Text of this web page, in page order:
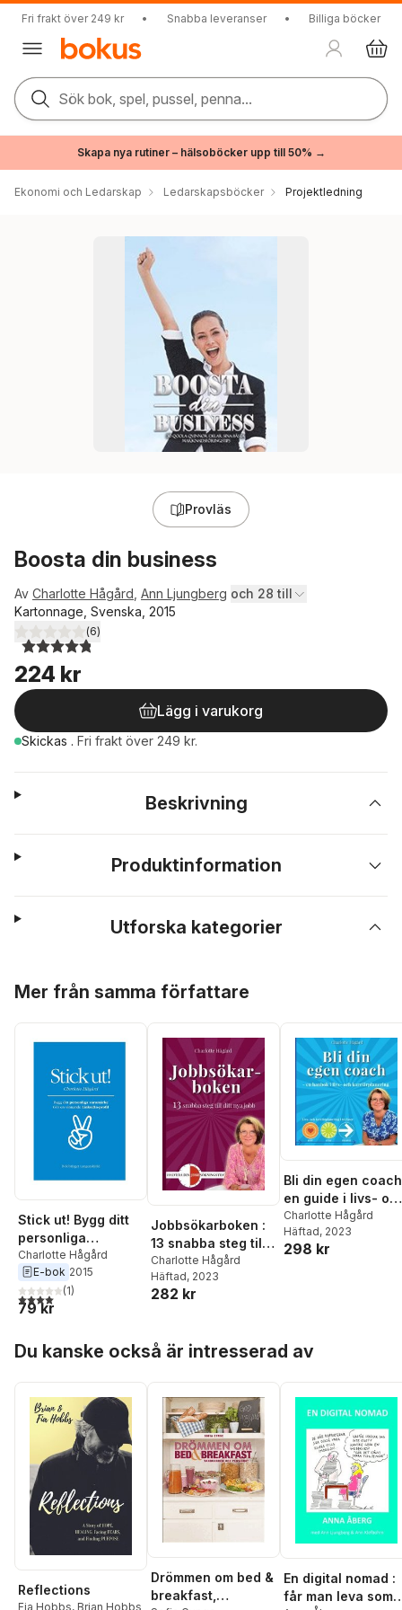
Fri frakt över 249 kr • Snabba leveranser • Billiga böcker
Sök bok, spel, pussel, penna...
Skapa nya rutiner – hälsoböcker upp till 50% →
Ekonomi och Ledarskap Ledarskapsböcker Projektledning
Provläs
Boosta din business
Av Charlotte Hågård Ann Ljungberg och 28 till
Kartonnage, Svenska, 2015
4,8utav 5 stjärnor. Totalt antal röster:
(6)
224 kr
Lägg i varukorg
Skickas . Fri frakt över 249 kr.
Beskrivning
Produktinformation
Utforska kategorier
Mer från samma författare
Stick ut! Bygg ditt
personliga
varumärke och gör
en vinnande
LinkedIn-profil
Charlotte Hågård
E-bok 2015
4,0utav 5 stjärnor. Totalt antal röster:
(1)
79 kr
Jobbsökarboken :
13 snabba steg till
ditt nya jobb
Charlotte Hågård
Häftad, 2023
282 kr
Bli din egen
en guide i livs-
karriärplanering
Charlotte Hågård
Häftad, 2023
298 kr
Du kanske också är intresserad av
Reflections
Fia Hobbs, Brian Hobbs
Drömmen om bed &
breakfast,
En digital nomad :
får man leva som